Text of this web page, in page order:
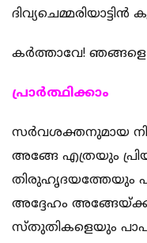
ദിവ്യചെമ്മരിയാട്ടിന്‍
കര്‍ത്താവേ!
പ്രാര്‍ത്ഥിക്കാം
സര്‍വശക്തനുമായ
അങ്ങേ എത്രയും
തിരുഹൃദയത്തേയും
അദ്ദേഹം
സ്തുതികളെയും